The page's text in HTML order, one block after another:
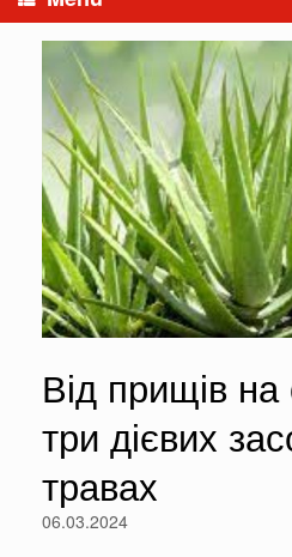
Від прищів на
три дієвих
травах
06.03.2024